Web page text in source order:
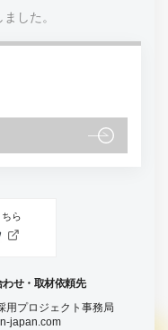
した。
ら
せ・取材依頼先
用プロジェクト事務局
japan.com